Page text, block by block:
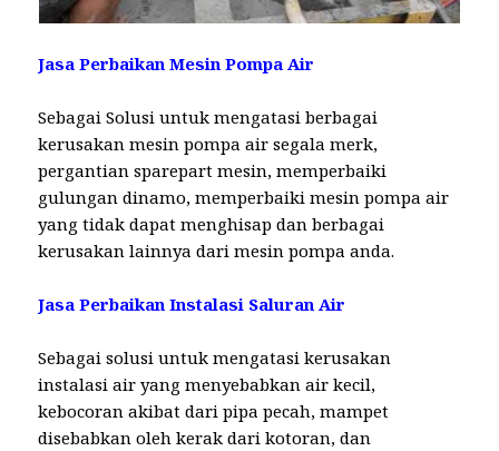
Jasa Perbaikan Mesin Pompa Air
Sebagai Solusi untuk mengatasi berbagai
kerusakan mesin pompa air segala merk,
pergantian sparepart mesin, memperbaiki
gulungan dinamo, memperbaiki mesin pompa air
yang tidak dapat menghisap dan berbagai
kerusakan lainnya dari mesin pompa anda.
Jasa Perbaikan Instalasi Saluran Air
Sebagai solusi untuk mengatasi kerusakan
instalasi air yang menyebabkan air kecil,
kebocoran akibat dari pipa pecah, mampet
disebabkan oleh kerak dari kotoran, dan